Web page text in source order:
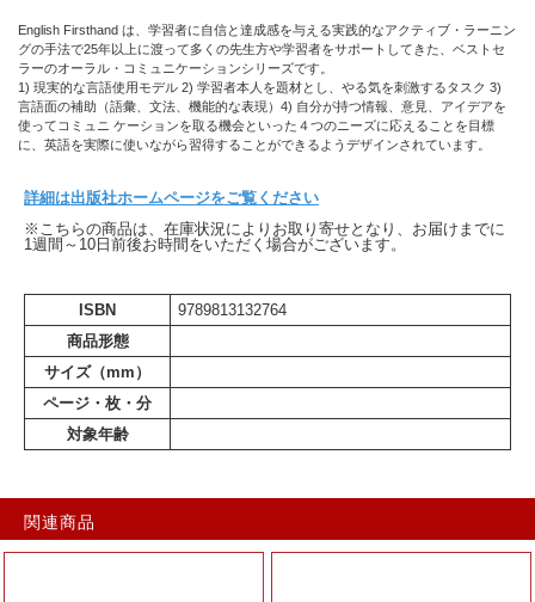
English Firsthand は、学習者に自信と達成感を与える実践的なアクティブ・ラーニン
グの手法で25年以上に渡って多くの先生方や学習者をサポートしてきた、ベストセ
ラーのオーラル・コミュニケーションシリーズです。
1) 現実的な言語使用モデル 2) 学習者本人を題材とし、やる気を刺激するタスク 3)
言語面の補助（語彙、文法、機能的な表現）4) 自分が持つ情報、意見、アイデアを
使ってコミュニ ケーションを取る機会といった４つのニーズに応えることを目標
に、英語を実際に使いながら習得することができるようデザインされています。
詳細は出版社ホームページをご覧ください
※こちらの商品は、在庫状況によりお取り寄せとなり、お届けまでに
1週間～10日前後お時間をいただく場合がございます。
ISBN
9789813132764
商品形態
サイズ（mm）
ページ・枚・分
対象年齢
関連商品